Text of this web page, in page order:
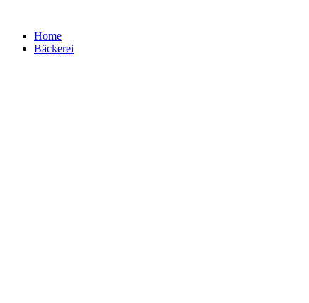
springenHome
Bäckerei